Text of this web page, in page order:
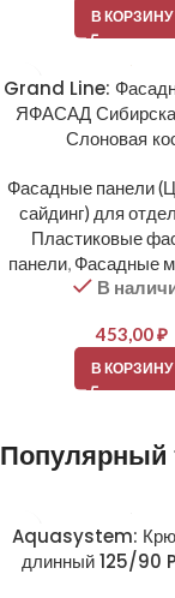
В КОРЗИНУ
Grand Line:
ЯФАСАД
Слоновая
Фасадные панели
сайдинг) для
Пластиковые
панели, Фасадные
В
453,00₽
В КОРЗИНУ
Популярный
Aquasystem:
длинный 125/90